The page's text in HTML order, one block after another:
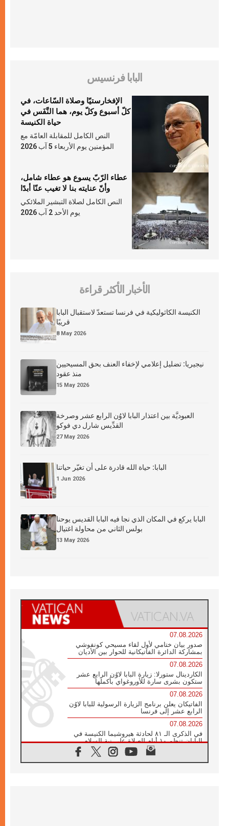
البابا فرنسيس
الإفخارستيّا وصلاة السّاعات، في
كلّ أسبوع وكلّ يوم، هما النَّفَس في
حياة الكنيسة
النص الكامل للمقابلة العامّة مع
المؤمنين يوم الأربعاء 5 آب 2026
عطاء الرّبّ يسوع هو عطاء شامل،
وأنّ عنايته بنا لا تغيب عنّا أبدًا
النص الكامل لصلاة التبشير الملائكي
يوم الأحد 2 آب 2026
الأخبار الأكثر قراءة
الكنيسة الكاثوليكية في فرنسا تستعدّ لاستقبال البابا
قريبًا
8 May 2026
نيجيريا: تضليل إعلامي لإخفاء العنف بحق المسيحيين
منذ عقود
15 May 2026
العبوديَّة بين اعتذار البابا لاوُن الرابع عشر وصرخة
القدِّيس شارل دي فوكو
27 May 2026
البابا: حياة الله قادرة على أن تغيّر حياتنا
1 Jun 2026
البابا يركع في المكان الذي نجا فيه البابا القديس يوحنا
بولس الثاني من محاولة اغتيال
13 May 2026
07.08.2026
صدور بيان ختامي لأول لقاء مسيحي كونفوشي
بمشاركة الدائرة الفاتيكانية للحوار بين الأديان
07.08.2026
الكاردينال ستورلا: زيارة البابا لاوُن الرابع عشر
ستكون بشرى سارة للأوروغواي بأكملها
07.08.2026
الفاتيكان يعلن برنامج الزيارة الرسولية للبابا لاوُن
الرابع عشر إلى فرنسا
07.08.2026
في الذكرى الـ ٨١ لحادثة هيروشيما الكنيسة في
اليابان تنظم ١٠ أيام للصلاة على نية السلام
الكنيسة في الأوروغواي: زيارة البابا ستعزز